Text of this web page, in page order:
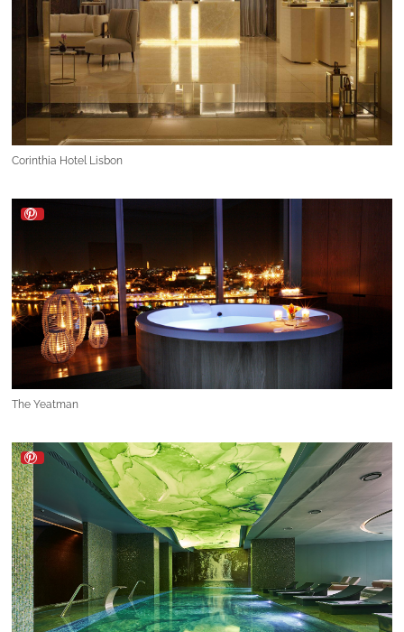
Corinthia Hotel Lisbon
The Yeatman